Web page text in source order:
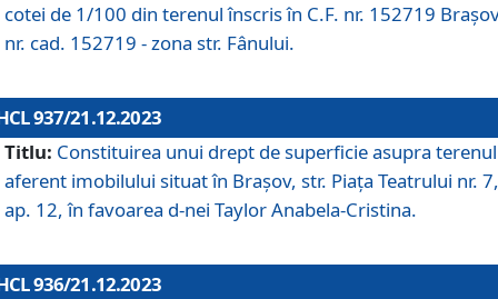
cotei de 1/100 din terenul înscris în C.F. nr. 152719
nr. cad. 152719 - zona str. Fânului.
937/21.12.2023
Titlu: Constituirea unui drept de superficie asupra
aferent imobilului situat în Brașov, str. Piața Teatrului nr. 7,
ap. 12, în favoarea d-nei Taylor Anabela-Cristina.
936/21.12.2023